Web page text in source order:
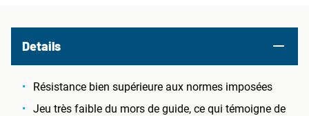
Details
Résistance bien supérieure aux normes imposées
Jeu très faible du mors de guide, ce qui témoigne de